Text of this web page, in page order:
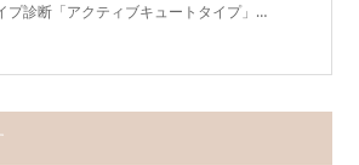
プ診断「アクティブキュートタイプ」…